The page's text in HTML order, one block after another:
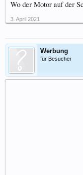
Wo der Motor auf der
3. April 2021
Werbung
für Besucher